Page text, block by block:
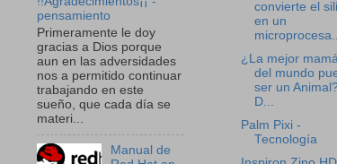
pensamiento
Primeramente le doy
gracias a Dios porque
aun en las adversidades
nos a permitido continuar
trabajando en este
sueño, que cada día se
materi...
Manual de
convierte el
en un
¿La mejor
del mundo
ser un
D...
Palm Pixi -
Tecnología